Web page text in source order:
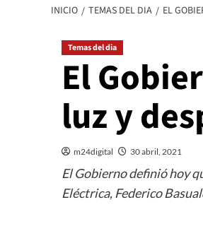
INICIO TEMAS DEL DIA EL
Temas del dia
El
luz y
m24digital 30 abril, 2021
El Gobierno definió hoy
Eléctrica, Federico